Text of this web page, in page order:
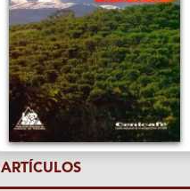
ARTÍCULOS